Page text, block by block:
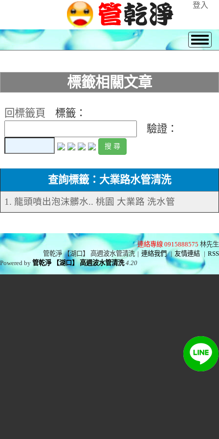
登入
標籤相關文章
回標籤頁
標籤：
驗證：
查詢標籤：大業路水管清洗
1. 龍頭噴出泡沫髒水.. 桃園 大業路 洗水管
連絡專線 0915888575 林先生
管乾淨 【湖口】 高週波水管清洗 | 連絡我們 | 友情連結 | RSS
Powered by管乾淨 【湖口】 高週波水管清洗 4.20